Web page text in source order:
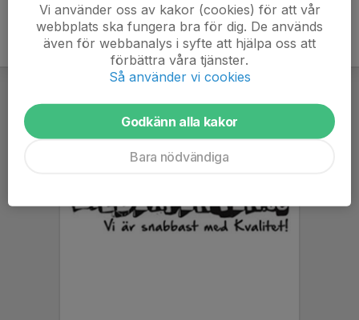
Vi använder oss av kakor (cookies) för att vår
webbplats ska fungera bra för dig. De används
även för webbanalys i syfte att hjälpa oss att
förbättra våra tjänster.
Så använder vi cookies
Godkänn alla kakor
Bara nödvändiga